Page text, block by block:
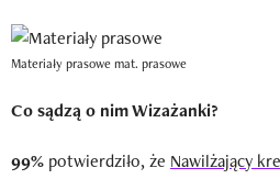
Materiały prasowemat. prasowe
Co sądzą o nim Wizażanki?
99% potwierdziło, że Nawilżający